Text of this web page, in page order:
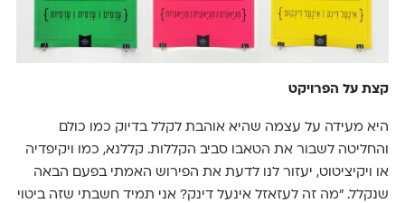
קצת על הפרויקט
היא מעידה על עצמה שהיא אוהבת לקלל בדיוק כמו כולם
והחליטה לשבור את הטאבו סביב הקללות. קללנא, כמו ויקיפדיה
או ויקיציטוט, יעזור לנו לדעת את הפירוש האמתי בפעם הבאה
שנקלל. "מה זה לעזאזל אינעל דינק? אני תמיד חשבתי שזה ביטוי